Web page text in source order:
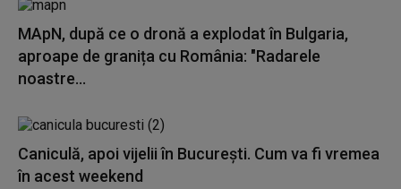
MApN, după ce o dronă a explodat în Bulgaria,
aproape de granița cu România: "Radarele
noastre...
Caniculă, apoi vijelii în București. Cum va fi vremea
în acest weekend